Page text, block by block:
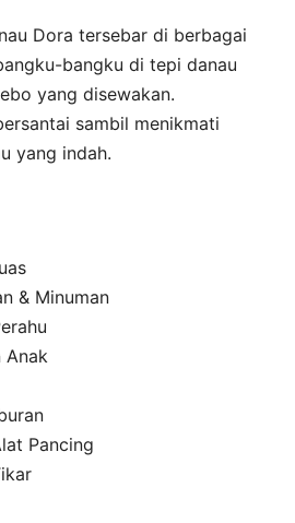
Dora tersebar di berbagai
bangku di tepi danau
yang disewakan.
sambil menikmati
yang indah.
& Minuman
Anak
Pancing